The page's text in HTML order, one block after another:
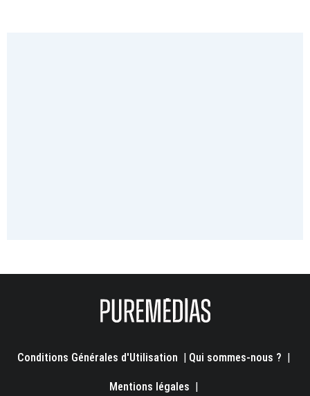
Conditions Générales d'Utilisation | Qui sommes-nous ? |
Mentions légales |